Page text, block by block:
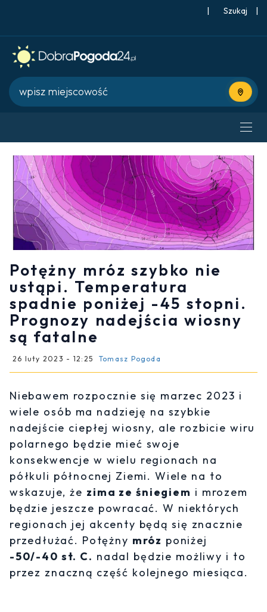
| |
Użyj
Potężny mróz szybko nie
ustąpi. Temperatura
spadnie poniżej -45 stopni.
Prognozy nadejścia wiosny
są fatalne
26 luty 2023 - 12:25 Tomasz Pogoda
Niebawem rozpocznie się marzec 2023 i
wiele osób ma nadzieję na szybkie
nadejście ciepłej wiosny, ale rozbicie wiru
polarnego będzie mieć swoje
konsekwencje w wielu regionach na
półkuli północnej Ziemi. Wiele na to
wskazuje, że zima ze śniegiem i mrozem
będzie jeszcze powracać. W niektórych
regionach jej akcenty będą się znacznie
przedłużać. Potężny mróz poniżej
-50/-40 st. C. nadal będzie możliwy i to
przez znaczną część kolejnego miesiąca.